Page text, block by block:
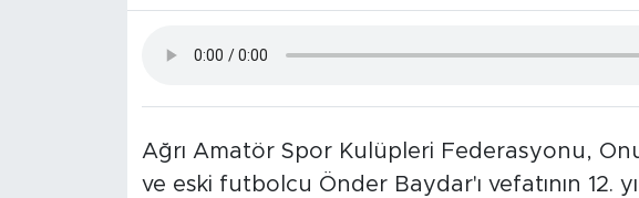
Ağrı Amatör Spor Kulüpleri Federasyonu,
ve eski futbolcu Önder Baydar'ı vefatının 12.